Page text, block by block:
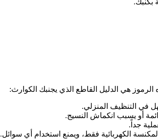
هي الدليل القاطع الذي يجنبك الكوارث:
في التنظيف المنزلي.
أو يسبب انكماش النسيج.
جداً.
الكهربائية فقط، ويمنع استخدام أي سوائل.